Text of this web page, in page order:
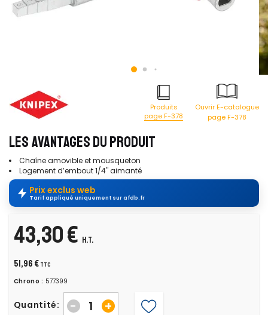
Produits
page F-378
Ouvrir E-catalogue
page F-378
LES AVANTAGES DU PRODUIT
Chaîne amovible et mousqueton
Logement d’embout 1/4'' aimanté
Prix exclus web
Tarif appliqué uniquement sur afdb.fr
43,30 € H.T.
51,96 € TTC
Chrono : 577399
Quantité: +
-